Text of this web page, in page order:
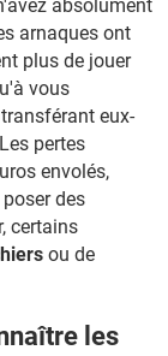
absolument
arnaques ont
plus de jouer
vous
eux-
pertes
envolés,
des
certains
ou de
les